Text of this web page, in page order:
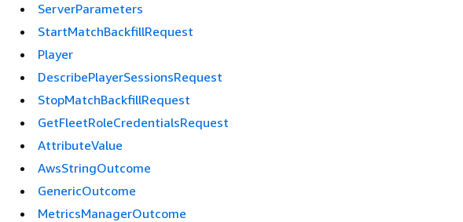
ServerParameters
StartMatchBackfillRequest
Player
DescribePlayerSessionsRequest
StopMatchBackfillRequest
GetFleetRoleCredentialsRequest
AttributeValue
AwsStringOutcome
GenericOutcome
MetricsManagerOutcome